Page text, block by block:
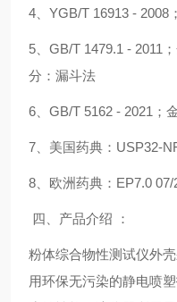
4、YGB/T 16913 - 2008
5、GB/T 1479.1 - 2011
分：漏斗法
6、GB/T 5162 - 2021；
7、美国药典：USP32-
8、欧洲药典：EP7.0 07/
四、产品介绍 ：
粉体综合物性测试仪外
用环保无污染的静电喷